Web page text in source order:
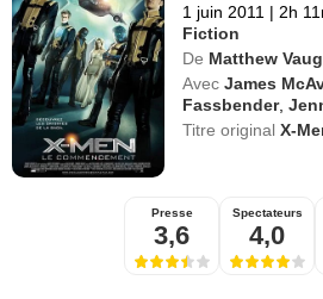
1 juin 2011 | 2h
Fiction
De Matthew
Avec James
Fassbender,
Titre originalX-
Presse
3,6
Spectateurs
4,0